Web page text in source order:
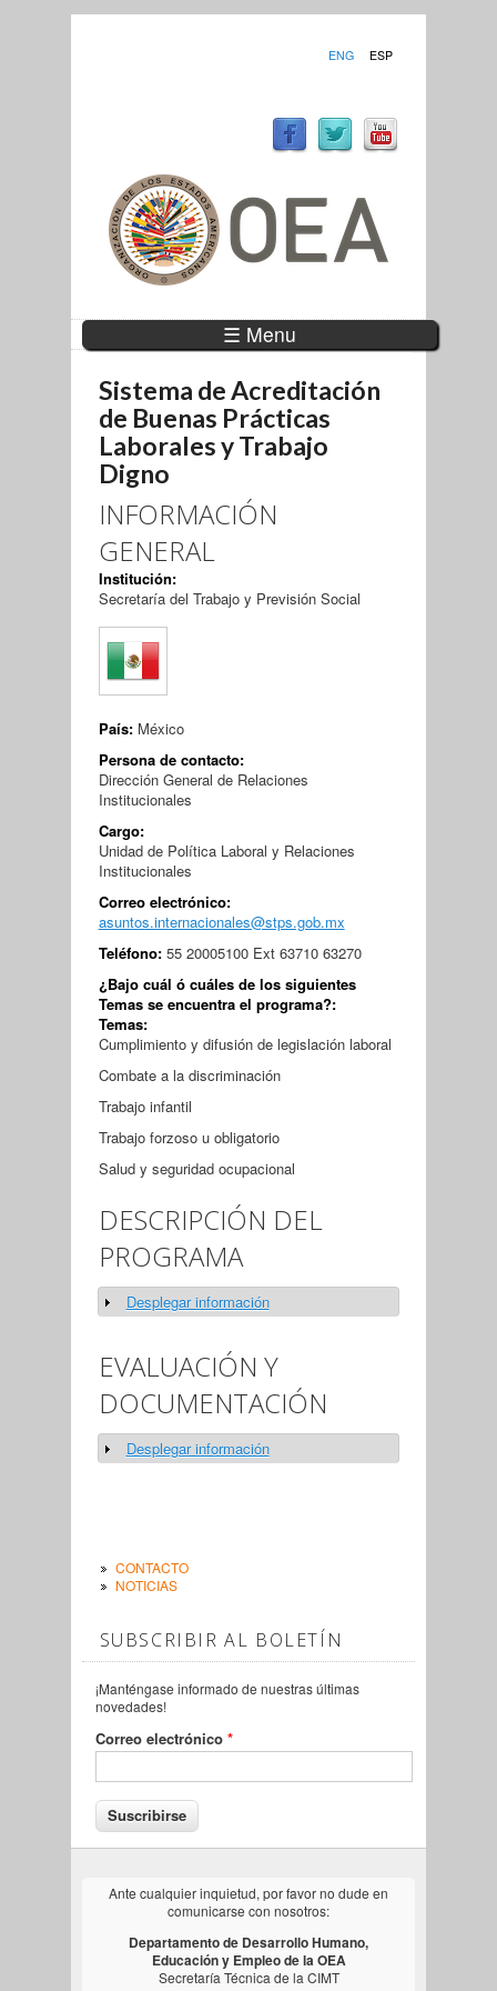
ENG ESP
☰ Menu
Sistema de Acreditación
de Buenas Prácticas
Laborales y Trabajo
Digno
INFORMACIÓN
GENERAL
Institución:
Secretaría del Trabajo y Previsión Social
País: México
Persona de contacto:
Dirección General de Relaciones
Institucionales
Cargo:
Unidad de Política Laboral y Relaciones
Institucionales
Correo electrónico:
asuntos.internacionales@stps.gob.mx
Teléfono: 55 20005100 Ext 63710 63270
¿Bajo cuál ó cuáles de los siguientes
Temas se encuentra el programa?:
Temas:
Cumplimiento y difusión de legislación laboral
Combate a la discriminación
Trabajo infantil
Trabajo forzoso u obligatorio
Salud y seguridad ocupacional
DESCRIPCIÓN DEL
PROGRAMA
Show
Desplegar información
EVALUACIÓN Y
DOCUMENTACIÓN
Show
Desplegar información
CONTACTO
NOTICIAS
SUBSCRIBIR AL BOLETÍN
¡Manténgase informado de nuestras últimas
novedades!
Correo electrónico *
Ante cualquier inquietud, por favor no dude en
comunicarse con nosotros:
Departamento de Desarrollo Humano,
Educación y Empleo de la OEA
Secretaría Técnica de la CIMT